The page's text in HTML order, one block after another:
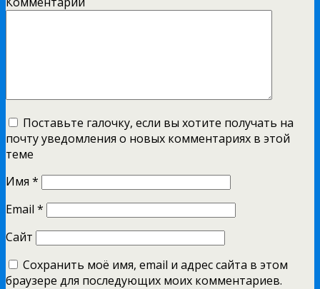
Поставьте галочку, если вы хотите получать на
почту уведомления о новых комментариях в этой
теме
Имя *
Email *
Сайт
Сохранить моё имя, email и адрес сайта в этом
браузере для последующих моих комментариев.